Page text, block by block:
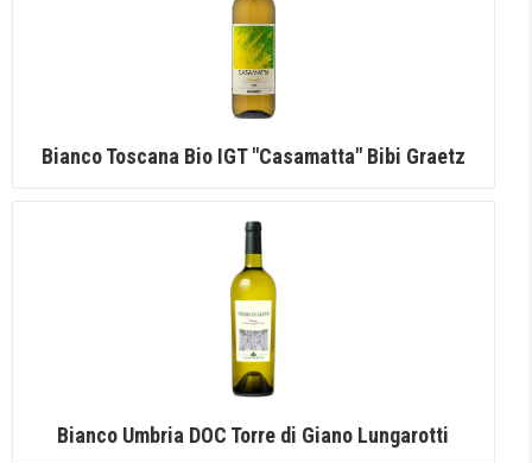
Bianco Toscana Bio IGT "Casamatta" Bibi Graetz
Bianco Umbria DOC Torre di Giano Lungarotti